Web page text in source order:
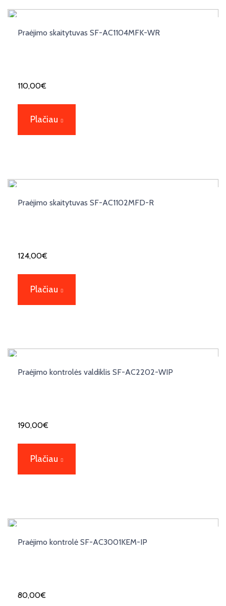
Praėjimo skaitytuvas SF-AC1104MFK-WR
110,00€
Plačiau
Praėjimo skaitytuvas SF-AC1102MFD-R
124,00€
Plačiau
Praėjimo kontrolės valdiklis SF-AC2202-WIP
190,00€
Plačiau
Praėjimo kontrolė SF-AC3001KEM-IP
80,00€